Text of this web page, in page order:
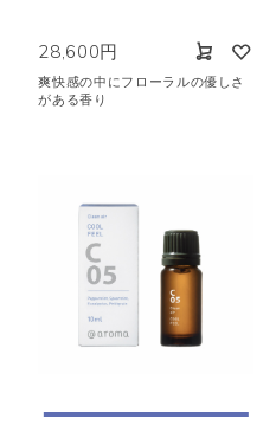
28,600円
爽快感の中にフローラルの優しさ
がある香り